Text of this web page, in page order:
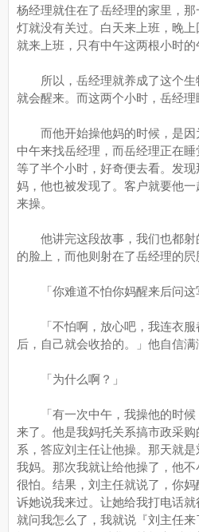
杨经理就住在了岳经理的家里，
灯就没有关过。白天来上班，晚
就来上班，只有中午这两根小时的
所以，岳经理就养成了这个生
就会醒来。而这两个小时，岳经理
而他开始操他妈的时候，是因
中午来找岳经理，而岳经理正在
等了半个小时，好奇便去看。发
妈，他也被发现了。客户就要他
来操。
他讲完这段故事，我们也都射
的脸上，而他则射在了岳经理的屄
「你难道不怕你妈醒来后问这
「不怕啊，放心吧，我连衣服
后，自己就会收拾的。」他自信满
「为什么啊？」
「有一次中午，我操他的时候
来了。他是我妈托关系搞市政采
系，答应刘主任让他操。那天就
我妈。那次我就让给他操了，他
很怕。结果，刘主任就说了，你
诉她说我来过。让她给我打电话
就问我怎么了，我就说『刘主任